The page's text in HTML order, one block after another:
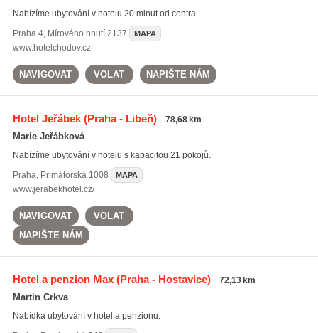
Nabízíme ubytování v hotelu 20 minut od centra.
Praha 4, Mírového hnutí 2137 MAPA
www.hotelchodov.cz
NAVIGOVAT VOLAT NAPIŠTE NÁM
Hotel Jeřábek(Praha - Libeň) 78,68 km
Marie Jeřábková
Nabízíme ubytování v hotelu s kapacitou 21 pokojů.
Praha, Primátorská 1008 MAPA
www.jerabekhotel.cz/
NAVIGOVAT
VOLAT
NAPIŠTE NÁM
Hotel a penzion Max(Praha - Hostavice) 72,13 km
Martin Crkva
Nabídka ubytování v hotel a penzionu.